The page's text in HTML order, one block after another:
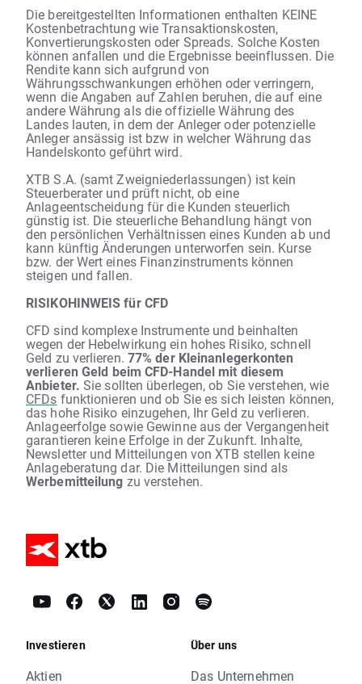
Die bereitgestellten Informationen enthalten KEINE
Kostenbetrachtung wie Transaktionskosten,
Konvertierungskosten oder Spreads. Solche Kosten
können anfallen und die Ergebnisse beeinflussen. Die
Rendite kann sich aufgrund von
Währungsschwankungen erhöhen oder verringern,
wenn die Angaben auf Zahlen beruhen, die auf eine
andere Währung als die offizielle Währung des
Landes lauten, in dem der Anleger oder potenzielle
Anleger ansässig ist bzw in welcher Währung das
Handelskonto geführt wird.
XTB S.A. (samt Zweigniederlassungen) ist kein
Steuerberater und prüft nicht, ob eine
Anlageentscheidung für die Kunden steuerlich
günstig ist. Die steuerliche Behandlung hängt von
den persönlichen Verhältnissen eines Kunden ab und
kann künftig Änderungen unterworfen sein. Kurse
bzw. der Wert eines Finanzinstruments können
steigen und fallen.
RISIKOHINWEIS für CFD
CFD sind komplexe Instrumente und beinhalten
wegen der Hebelwirkung ein hohes Risiko, schnell
Geld zu verlieren. 77% der Kleinanlegerkonten
verlieren Geld beim CFD-Handel mit diesem
Anbieter. Sie sollten überlegen, ob Sie verstehen, wie
CFDs funktionieren und ob Sie es sich leisten können,
das hohe Risiko einzugehen, Ihr Geld zu verlieren.
Anlageerfolge sowie Gewinne aus der Vergangenheit
garantieren keine Erfolge in der Zukunft. Inhalte,
Newsletter und Mitteilungen von XTB stellen keine
Anlageberatung dar. Die Mitteilungen sind als
Werbemitteilung zu verstehen.
Investieren
Aktien
Über uns
Das Unternehmen